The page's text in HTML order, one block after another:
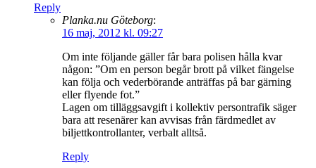
Reply
Planka.nu Göteborg:
16 maj, 2012 kl. 09:27
Om inte följande gäller får bara polisen hålla kvar
någon: ”Om en person begår brott på vilket fängelse
kan följa och vederbörande anträffas på bar gärning
eller flyende fot.”
Lagen om tilläggsavgift i kollektiv persontrafik säger
bara att resenärer kan avvisas från färdmedlet av
biljettkontrollanter, verbalt alltså.
Reply